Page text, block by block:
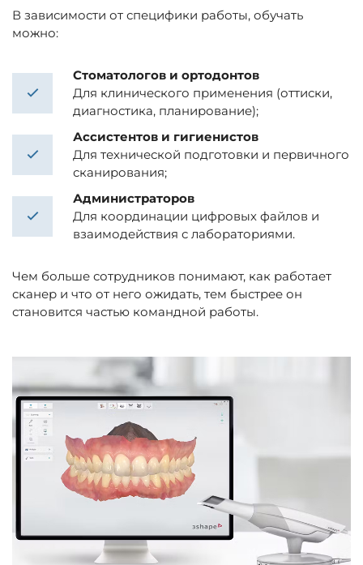
В зависимости от специфики работы, обучать
можно:
Стоматологов и ортодонтов
Для клинического применения (оттиски,
диагностика, планирование);
Ассистентов и гигиенистов
Для технической подготовки и первичного
сканирования;
Администраторов
Для координации цифровых файлов и
взаимодействия с лабораториями.
Чем больше сотрудников понимают, как работает
сканер и что от него ожидать, тем быстрее он
становится частью командной работы.